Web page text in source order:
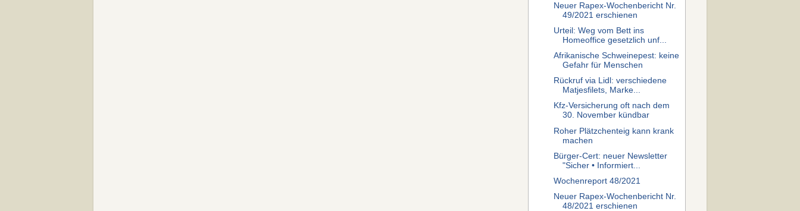
Neuer Rapex-Wochenbericht Nr.
49/2021 erschienen
Urteil: Weg vom Bett ins
Homeoffice gesetzlich unf...
Afrikanische Schweinepest: keine
Gefahr für Menschen
Rückruf via Lidl: verschiedene
Matjesfilets, Marke...
Kfz-Versicherung oft nach dem
30. November kündbar
Roher Plätzchenteig kann krank
machen
Bürger-Cert: neuer Newsletter
"Sicher • Informiert...
Wochenreport 48/2021
Neuer Rapex-Wochenbericht Nr.
48/2021 erschienen